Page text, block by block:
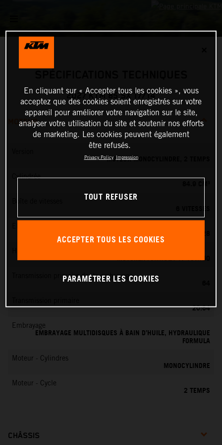
2027 KTM 85 SX 17/14
MOTEUR
MOTEUR MONOCYLINDRE, 2 TEMPS
Cylindrée
MOTOREX FORMULA 4T 15W/50
Transmission primaire dents embrayage
20:64
Embrayage
EMBRAYAGE MULTIDISQUES À BAIN D’HUILE, HYDRAULIQUE
FORMULA
Moteur - Cylindres
MONOCYLINDRE
Moteur - Cycle
2 TEMPS
CHÂSSIS
En cliquant sur « Accepter tous les cookies », vous
acceptez que des cookies soient enregistrés sur votre
appareil pour améliorer votre navigation sur le site,
analyser votre utilisation du site et soutenir nos efforts
de marketing. Les cookies peuvent également
être refusés.
Privacy Policy Impression
TOUT REFUSER
ACCEPTER TOUS LES COOKIES
PARAMÉTRER LES COOKIES